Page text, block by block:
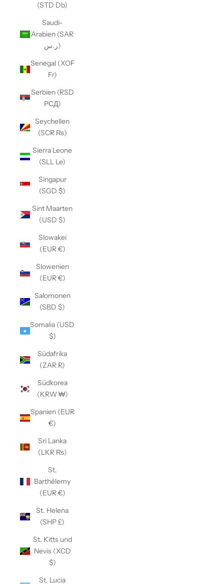
(STD Db)
Saudi-
Arabien (SAR
ر.س)
Senegal (XOF
Fr)
Serbien (RSD
РСД)
Seychellen
(SCR ₨)
Sierra Leone
(SLL Le)
Singapur
(SGD $)
Sint Maarten
(USD $)
Slowakei
(EUR €)
Slowenien
(EUR €)
Salomonen
(SBD $)
Somalia (USD
$)
Südafrika
(ZAR R)
Südkorea
(KRW ₩)
Spanien (EUR
€)
Sri Lanka
(LKR ₨)
St.
Barthélemy
(EUR €)
St. Helena
(SHP £)
St. Kitts und
Nevis (XCD
$)
St. Lucia